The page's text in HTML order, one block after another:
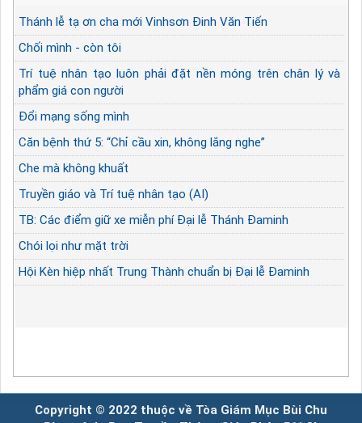
Thánh lễ tạ ơn cha mới Vinhsơn Đinh Văn Tiến
Chối mình - còn tôi
Trí tuệ nhân tạo luôn phải đặt nền móng trên chân lý và
phẩm giá con người
Đổi mạng sống mình
Căn bệnh thứ 5: “Chỉ cầu xin, không lắng nghe”
Che mà không khuất
Truyền giáo và Trí tuệ nhân tạo (AI)
TB: Các điểm giữ xe miễn phí Đại lễ Thánh Đaminh
Chói lọi như mặt trời
Hội Kèn hiệp nhất Trung Thành chuẩn bị Đại lễ Đaminh
Copyright © 2022 thuộc về Tòa Giám Mục Bùi Chu